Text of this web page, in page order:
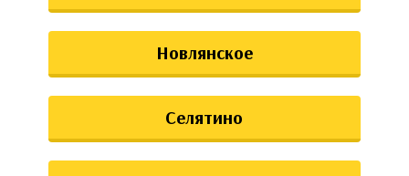
Новлянское
Селятино